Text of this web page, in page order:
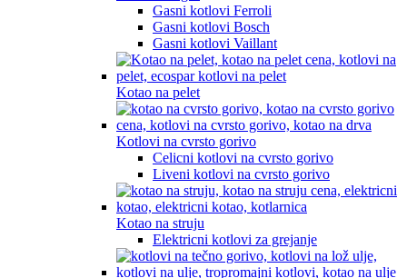
Gasni kotlovi Ferroli
Gasni kotlovi Bosch
Gasni kotlovi Vaillant
Kotao na pelet
Kotlovi na cvrsto gorivo
Celicni kotlovi na cvrsto gorivo
Liveni kotlovi na cvrsto gorivo
Kotao na struju
Elektricni kotlovi za grejanje